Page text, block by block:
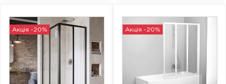
Акція -20% Акція -20%